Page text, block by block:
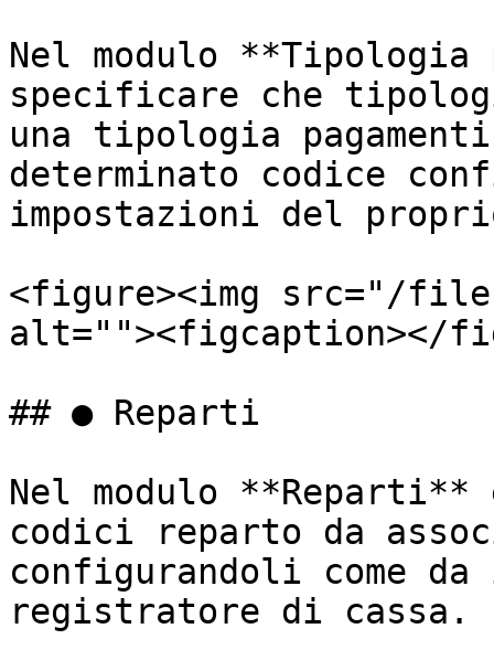
Nel modulo
specificare che
una tipologia
determinato codice
impostazioni del
<figure><img src="/files/
alt=""><figcaption></
## ● Reparti
Nel modulo
codici reparto da
configurandoli come
registratore di cassa.